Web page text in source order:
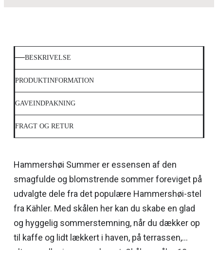
BESKRIVELSE
PRODUKTINFORMATION
GAVEINDPAKNING
FRAGT OG RETUR
Hammershøi Summer er essensen af den
smagfulde og blomstrende sommer foreviget på
udvalgte dele fra det populære Hammershøi-stel
fra Kähler. Med skålen her kan du skabe en glad
og hyggelig sommerstemning, når du dækker op
til kaffe og lidt lækkert i haven, på terrassen,
altanen eller i sommerhuset. Skålen måler 12 cm